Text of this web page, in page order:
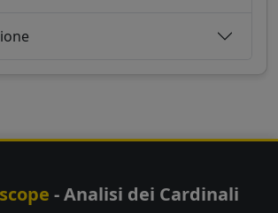
- Analisi dei Cardinali